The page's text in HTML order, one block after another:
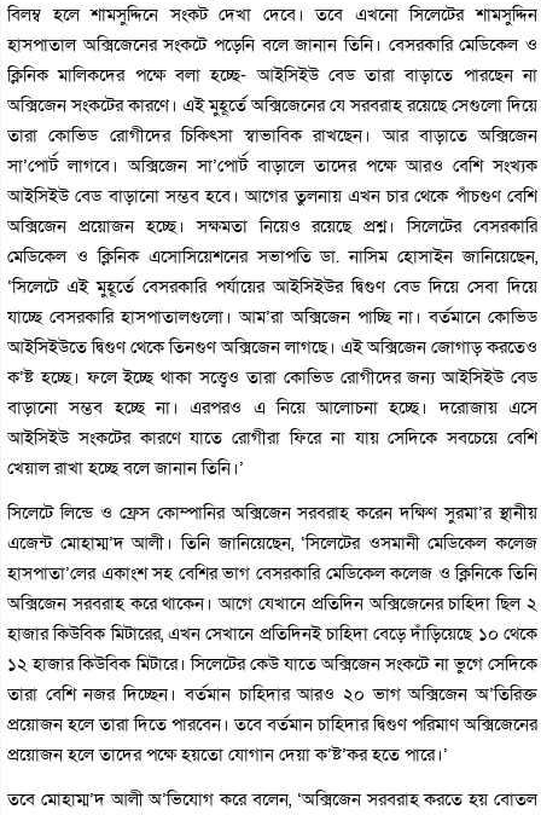
বিলম্ব হলে শামসুদ্দিনে সংকট দেখা দেবে। তবে এখনো সিলেটের শামসুদ্দিন
হাসপাতাল অক্সিজেনের সংকটে পড়েনি বলে জানান তিনি। বেসরকারি মেডিকেল ও
ক্লিনিক মালিকদের পক্ষে বলা হচ্ছে- আইসিইউ বেড তারা বাড়াতে পারছেন না
অক্সিজেন সংকটের কারণে। এই মুহূর্তে অক্সিজেনের যে সরবরাহ রয়েছে সেগুলো দিয়ে
তারা কোভিড রোগীদের চিকিৎসা স্বাভাবিক রাখছেন। আর বাড়াতে অক্সিজেন
সা’পোর্ট লাগবে। অক্সিজেন সা’পোর্ট বাড়ালে তাদের পক্ষে আরও বেশি সংখ্যক
আইসিইউ বেড বাড়ানো সম্ভব হবে। আগের তুলনায় এখন চার থেকে পাঁচগুণ বেশি
অক্সিজেন প্রয়োজন হচ্ছে। সক্ষমতা নিয়েও রয়েছে প্রশ্ন। সিলেটের বেসরকারি
মেডিকেল ও ক্লিনিক এসোসিয়েশনের সভাপতি ডা. নাসিম হোসাইন জানিয়েছেন,
‘সিলেটে এই মুহূর্তে বেসরকারি পর্যায়ের আইসিইউর দ্বিগুণ বেড দিয়ে সেবা দিয়ে
যাচ্ছে বেসরকারি হাসপাতালগুলো। আম’রা অক্সিজেন পাচ্ছি না। বর্তমানে কোভিড
আইসিইউতে দ্বিগুণ থেকে তিনগুণ অক্সিজেন লাগছে। এই অক্সিজেন জোগাড় করতেও
ক’ষ্ট হচ্ছে। ফলে ইচ্ছে থাকা সত্ত্বেও তারা কোভিড রোগীদের জন্য আইসিইউ বেড
বাড়ানো সম্ভব হচ্ছে না। এরপরও এ নিয়ে আলোচনা হচ্ছে। দরোজায় এসে
আইসিইউ সংকটের কারণে যাতে রোগীরা ফিরে না যায় সেদিকে সবচেয়ে বেশি
খেয়াল রাখা হচ্ছে বলে জানান তিনি।’
সিলেটে লিন্ডে ও ফ্রেস কোম্পানির অক্সিজেন সরবরাহ করেন দক্ষিণ সুরমা’র স্থানীয়
এজেন্ট মোহাম্ম’দ আলী। তিনি জানিয়েছেন, ‘সিলেটের ওসমানী মেডিকেল কলেজ
হাসপাতা’লের একাংশ সহ বেশির ভাগ বেসরকারি মেডিকেল কলেজ ও ক্লিনিকে তিনি
অক্সিজেন সরবরাহ করে থাকেন। আগে যেখানে প্রতিদিন অক্সিজেনের চাহিদা ছিল ২
হাজার কিউবিক মিটারের, এখন সেখানে প্রতিদিনই চাহিদা বেড়ে দাঁড়িয়েছে ১০ থেকে
১২ হাজার কিউবিক মিটারে। সিলেটের কেউ যাতে অক্সিজেন সংকটে না ভুগে সেদিকে
তারা বেশি নজর দিচ্ছেন। বর্তমান চাহিদার আরও ২০ ভাগ অক্সিজেন অ’তিরিক্ত
প্রয়োজন হলে তারা দিতে পারবেন। তবে বর্তমান চাহিদার দ্বিগুণ পরিমাণ অক্সিজেনের
প্রয়োজন হলে তাদের পক্ষে হয়তো যোগান দেয়া ক’ষ্ট’কর হতে পারে।’
তবে মোহাম্ম’দ আলী অ’ভিযোগ করে বলেন, ‘অক্সিজেন সরবরাহ করতে হয় বোতল